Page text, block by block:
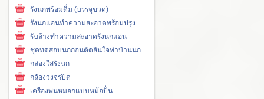
รังนกพร้อมดื่ม (บรรจุขวด)
รังนกแอ่นทำความสะอาดพร้อมปรุง
รับล้างทำความสะอาดรังนกแอ่น
ชุดทดสอบนกก่อนตัดสินใจทำบ้านนก
กล่องใส่รังนก
กล้องวงจรปิด
เครื่องพ่นหมอกแบบหม้อปั่น